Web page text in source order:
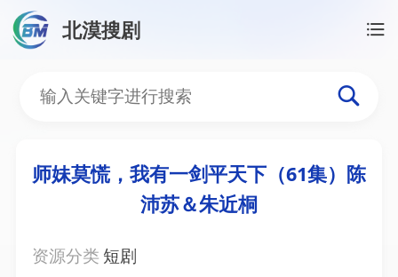
北漠搜剧
师妹莫慌，我有一剑平天
师妹莫慌，我有一剑平天下（61集）陈
沛苏＆朱近桐
资源分类 短剧